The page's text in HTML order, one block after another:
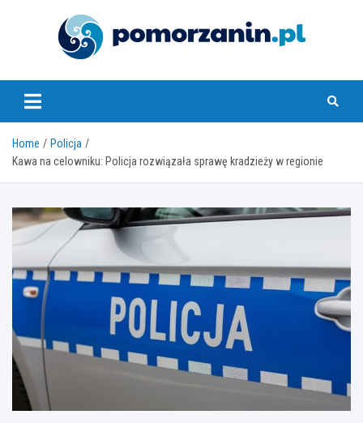
pomorzanin.pl
Home
Policja
Kawa na celowniku: Policja rozwiązała sprawę kradzieży w regionie